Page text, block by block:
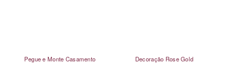
Pegue e Monte Casamento Decoração Rose Gold